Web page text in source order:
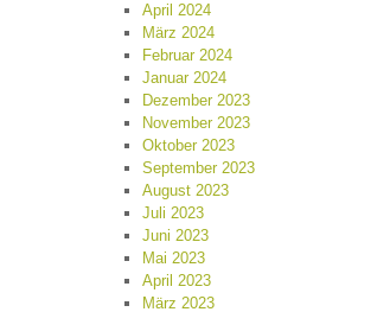
April 2024
März 2024
Februar 2024
Januar 2024
Dezember 2023
November 2023
Oktober 2023
September 2023
August 2023
Juli 2023
Juni 2023
Mai 2023
April 2023
März 2023